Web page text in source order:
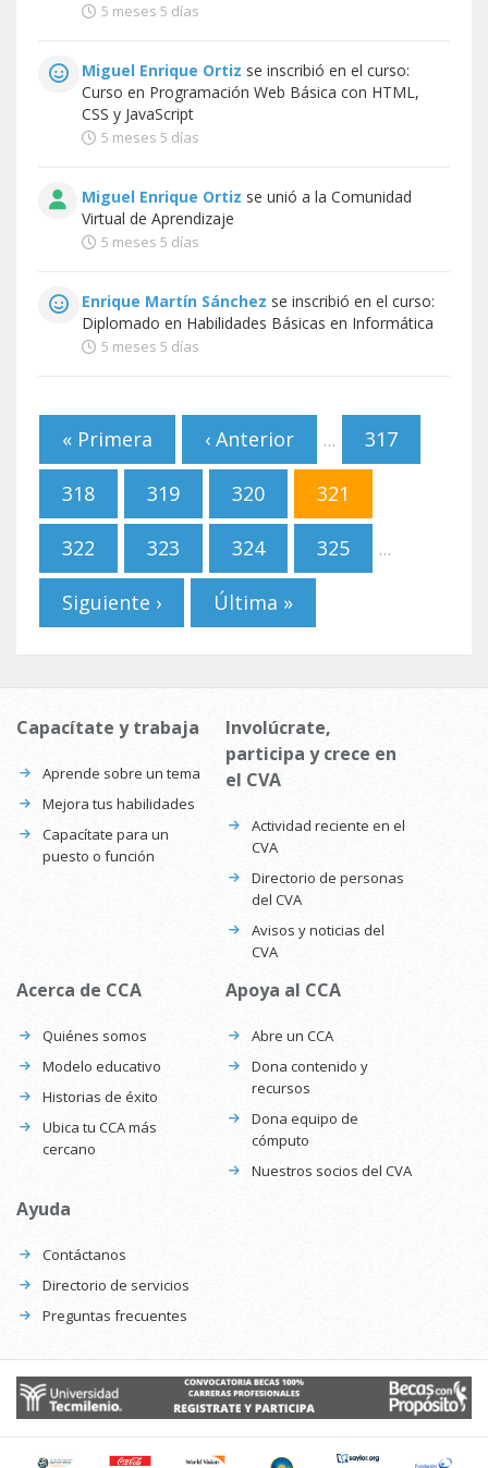
5 meses 5 días
Miguel Enrique Ortiz se inscribió en el curso:
Curso en Programación Web Básica con HTML,
CSS y JavaScript
5 meses 5 días
Miguel Enrique Ortiz se unió a la Comunidad
Virtual de Aprendizaje
5 meses 5 días
Enrique Martín Sánchez se inscribió en el curso:
Diplomado en Habilidades Básicas en Informática
5 meses 5 días
Páginas
« Primera ‹ Anterior … 317
318 319 320 321
322 323 324 325 …
Siguiente › Última »
Capacítate y trabaja
Aprende sobre un tema
Mejora tus habilidades
Capacítate para un
puesto o función
Involúcrate,
participa y crece en
el CVA
Actividad reciente en el
CVA
Directorio de personas
del CVA
Avisos y noticias del
CVA
Acerca de CCA
Quiénes somos
Modelo educativo
Historias de éxito
Ubica tu CCA más
cercano
Apoya al CCA
Abre un CCA
Dona contenido y
recursos
Dona equipo de
cómputo
Nuestros socios del CVA
Ayuda
Contáctanos
Directorio de servicios
Preguntas frecuentes